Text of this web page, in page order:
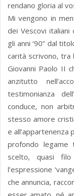
rendano gloria al
Mi vengono in
dei Vescovi
gli anni ‘90” dal
carità scrivono, tra
Giovanni Paolo II
anzitutto
testimonianza
conduce, non
stesso amore
e all’appartenenza
profondo legame
scelto, quasi
l’espressione
che annuncia,